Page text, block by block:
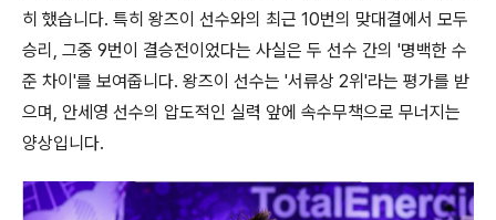
히 했습니다. 특히 왕즈이 선수와의 최근 10번의 맞대결에서 모두
승리, 그중 9번이 결승전이었다는 사실은 두 선수 간의 '명백한 수
준 차이'를 보여줍니다. 왕즈이 선수는 '서류상 2위'라는 평가를 받
으며, 안세영 선수의 압도적인 실력 앞에 속수무책으로 무너지는
양상입니다.